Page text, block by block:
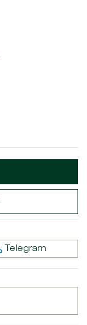
Telegram